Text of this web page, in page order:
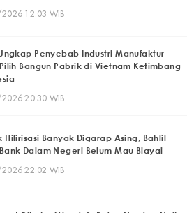
12:03 WIB
Penyebab Industri Manufaktur
Bangun Pabrik di Vietnam Ketimbang
20:30 WIB
Hilirisasi Banyak Digarap Asing, Bahlil
Dalam Negeri Belum Mau Biayai
22:02 WIB